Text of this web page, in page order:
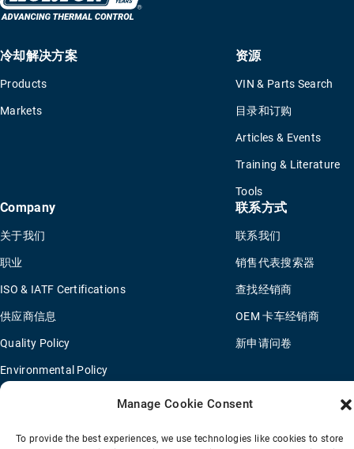
Manage Cookie Consent
To provide the best experiences, we use technologies like cookies to store
冷却解决方案
Products
Markets
资源
VIN & Parts Search
目录和订购
Articles & Events
Training & Literature
Tools
Company
关于我们
职业
ISO & IATF Certifications
供应商信息
Quality Policy
Environmental Policy
联系方式
联系我们
销售代表搜索器
查找经销商
OEM 卡车经销商
新申请问卷